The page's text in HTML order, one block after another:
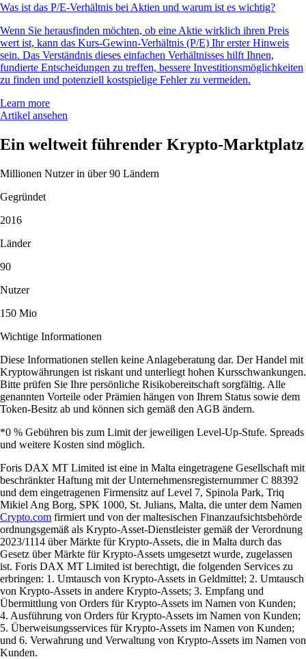
Was ist das P/E-Verhältnis bei Aktien und warum ist es wichtig?
Wenn Sie herausfinden möchten, ob eine Aktie wirklich ihren Preis
wert ist, kann das Kurs-Gewinn-Verhältnis (P/E) Ihr erster Hinweis
sein. Das Verständnis dieses einfachen Verhältnisses hilft Ihnen,
fundierte Entscheidungen zu treffen, bessere Investitionsmöglichkeiten
zu finden und potenziell kostspielige Fehler zu vermeiden.
Learn more
Artikel ansehen
Ein weltweit führender Krypto-Marktplatz
Millionen Nutzer in über 90 Ländern
Gegründet
2016
Länder
90
Nutzer
150 Mio
Wichtige Informationen
Diese Informationen stellen keine Anlageberatung dar. Der Handel mit
Kryptowährungen ist riskant und unterliegt hohen Kursschwankungen.
Bitte prüfen Sie Ihre persönliche Risikobereitschaft sorgfältig. Alle
genannten Vorteile oder Prämien hängen von Ihrem Status sowie dem
Token-Besitz ab und können sich gemäß den AGB ändern.
*0 % Gebühren bis zum Limit der jeweiligen Level-Up-Stufe. Spreads
und weitere Kosten sind möglich.
Foris DAX MT Limited ist eine in Malta eingetragene Gesellschaft mit
beschränkter Haftung mit der Unternehmensregisternummer C 88392
und dem eingetragenen Firmensitz auf Level 7, Spinola Park, Triq
Mikiel Ang Borg, SPK 1000, St. Julians, Malta, die unter dem Namen
Crypto.com firmiert und von der maltesischen Finanzaufsichtsbehörde
ordnungsgemäß als Krypto-Asset-Dienstleister gemäß der Verordnung
2023/1114 über Märkte für Krypto-Assets, die in Malta durch das
Gesetz über Märkte für Krypto-Assets umgesetzt wurde, zugelassen
ist. Foris DAX MT Limited ist berechtigt, die folgenden Services zu
erbringen: 1. Umtausch von Krypto-Assets in Geldmittel; 2. Umtausch
von Krypto-Assets in andere Krypto-Assets; 3. Empfang und
Übermittlung von Orders für Krypto-Assets im Namen von Kunden;
4. Ausführung von Orders für Krypto-Assets im Namen von Kunden;
5. Überweisungsservices für Krypto-Assets im Namen von Kunden;
und 6. Verwahrung und Verwaltung von Krypto-Assets im Namen von
Kunden.